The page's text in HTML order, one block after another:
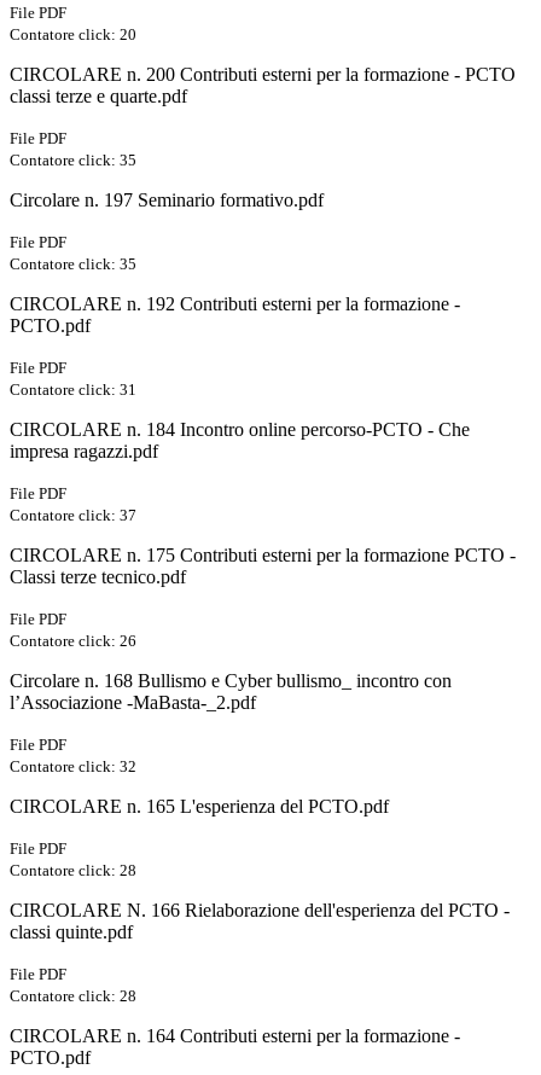
File PDF
Contatore click: 20
CIRCOLARE n. 200 Contributi esterni per la formazione - PCTO
classi terze e quarte.pdf
File PDF
Contatore click: 35
Circolare n. 197 Seminario formativo.pdf
File PDF
Contatore click: 35
CIRCOLARE n. 192 Contributi esterni per la formazione -
PCTO.pdf
File PDF
Contatore click: 31
CIRCOLARE n. 184 Incontro online percorso-PCTO - Che
impresa ragazzi.pdf
File PDF
Contatore click: 37
CIRCOLARE n. 175 Contributi esterni per la formazione PCTO -
Classi terze tecnico.pdf
File PDF
Contatore click: 26
Circolare n. 168 Bullismo e Cyber bullismo_ incontro con
l’Associazione -MaBasta-_2.pdf
File PDF
Contatore click: 32
CIRCOLARE n. 165 L'esperienza del PCTO.pdf
File PDF
Contatore click: 28
CIRCOLARE N. 166 Rielaborazione dell'esperienza del PCTO -
classi quinte.pdf
File PDF
Contatore click: 28
CIRCOLARE n. 164 Contributi esterni per la formazione -
PCTO.pdf